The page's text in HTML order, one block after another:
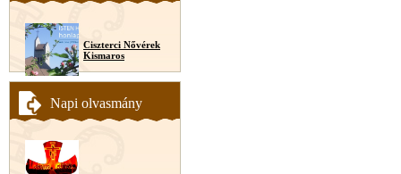
Ciszterci Nővérek
Kismaros
Napi olvasmány